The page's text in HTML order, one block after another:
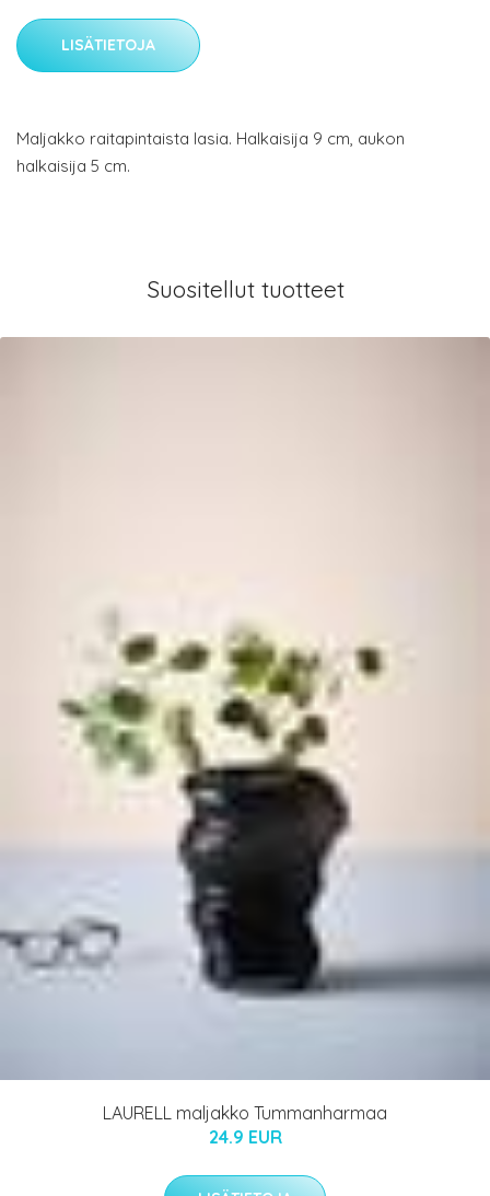
LISÄTIETOJA
Maljakko raitapintaista lasia. Halkaisija 9 cm, aukon
halkaisija 5 cm.
Suositellut tuotteet
LAURELL maljakko Tummanharmaa
24.9 EUR